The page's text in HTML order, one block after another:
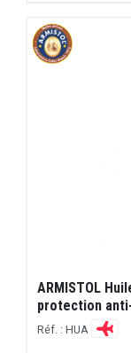
ARMISTOL
protection
Réf. : HUA